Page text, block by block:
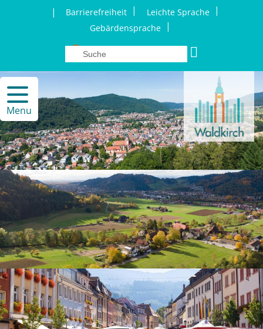
| Barrierefreiheit | Leichte Sprache |
Gebärdensprache |
Menu